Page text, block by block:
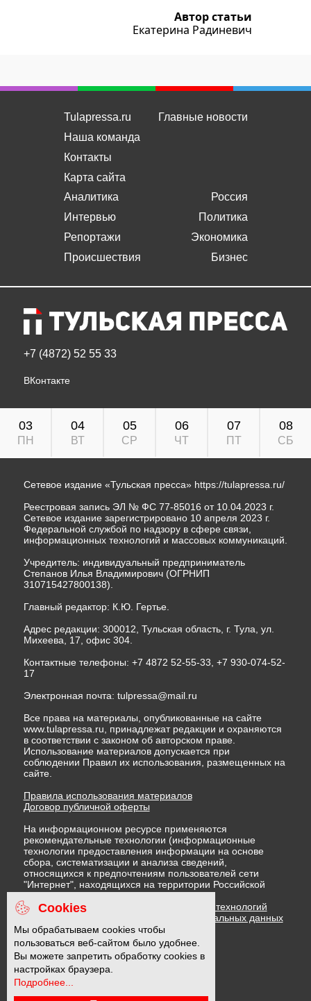
Автор статьи
Екатерина Радиневич
Tulapressa.ru
Наша команда
Контакты
Карта сайта
Главные новости
Аналитика
Интервью
Репортажи
Происшествия
Россия
Политика
Экономика
Бизнес
+7 (4872) 52 55 33
ВКонтакте
03
ПН
04
ВТ
05
СР
06
ЧТ
07
ПТ
08
СБ
Сетевое издание «Тульская пресса» https://tulapressa.ru/
Реестровая запись ЭЛ № ФС 77-85016 от 10.04.2023 г.
Сетевое издание зарегистрировано 10 апреля 2023 г.
Федеральной службой по надзору в сфере связи,
информационных технологий и массовых коммуникаций.
Учредитель: индивидуальный предприниматель
Степанов Илья Владимирович (ОГРНИП
310715427800138).
Главный редактор: К.Ю. Гертье.
Адрес редакции: 300012, Тульская область, г. Тула, ул.
Михеева, 17, офис 304.
Контактные телефоны: +7 4872 52-55-33, +7 930-074-52-
17
Электронная почта: tulpressa@mail.ru
Все права на материалы, опубликованные на сайте
www.tulapressa.ru, принадлежат редакции и охраняются
в соответствии с законом об авторском праве.
Использование материалов допускается при
соблюдении Правил их использования, размещенных на
сайте.
Правила использования материалов
Договор публичной оферты
На информационном ресурсе применяются
рекомендательные технологии (информационные
технологии предоставления информации на основе
сбора, систематизации и анализа сведений,
относящихся к предпочтениям пользователей сети
"Интернет", находящихся на территории Российской
Федерации)
Правила применения рекомендательных технологий
Политика в отношении обработки персональных данных
Политика обработки файлов cookie
16 +
Cookies
Мы обрабатываем cookies чтобы
пользоваться веб-сайтом было удобнее.
Вы можете запретить обработку cookies в
настройках браузера.
Подробнее...